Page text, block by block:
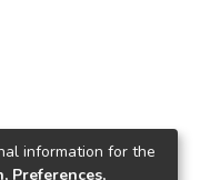
information for the
Preferences,